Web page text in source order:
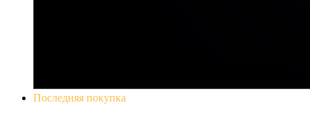
Последняя покупка